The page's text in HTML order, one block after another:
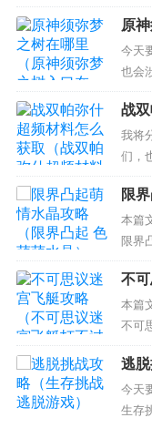
问题
览：
掠地
掠地
原
入
今天
也会
的解
2、
位置
13、
战
什
我将
们，
希望
1、
在哪
武器
限
水
本篇
限界
所帮
1、
极限
值得
不
艇
本篇
不可
望对
录一
议迷
怎么
逃
今天
生存